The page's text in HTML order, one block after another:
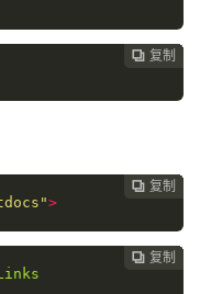
 复制
 复制
 复制
 复制
 复制
 复制
 复制
 复制
 复制
 复制
 复制
 复制
 复制
 复制
 复制
>
 复制
 复制
 复制
 复制
 复制
 复制